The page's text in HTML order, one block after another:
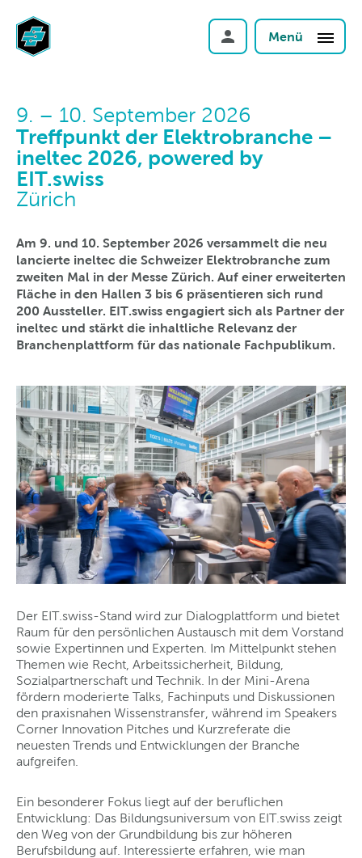
Menü
9. – 10. September 2026
Treffpunkt der Elektrobranche –
ineltec 2026, powered by
EIT.swiss
Zürich
Am 9. und 10. September 2026 versammelt die neu
lancierte ineltec die Schweizer Elektrobranche zum
zweiten Mal in der Messe Zürich. Auf einer erweiterten
Fläche in den Hallen 3 bis 6 präsentieren sich rund
200 Aussteller. EIT.swiss engagiert sich als Partner der
ineltec und stärkt die inhaltliche Relevanz der
Branchenplattform für das nationale Fachpublikum.
Der EIT.swiss-Stand wird zur Dialogplattform und bietet
Raum für den persönlichen Austausch mit dem Vorstand
sowie Expertinnen und Experten. Im Mittelpunkt stehen
Themen wie Recht, Arbeitssicherheit, Bildung,
Sozialpartnerschaft und Technik. In der Mini-Arena
fördern moderierte Talks, Fachinputs und Diskussionen
den praxisnahen Wissenstransfer, während im Speakers
Corner Innovation Pitches und Kurzreferate die
neuesten Trends und Entwicklungen der Branche
aufgreifen.
Ein besonderer Fokus liegt auf der beruflichen
Entwicklung: Das Bildungsuniversum von EIT.swiss zeigt
den Weg von der Grundbildung bis zur höheren
Berufsbildung auf. Interessierte erfahren, wie man